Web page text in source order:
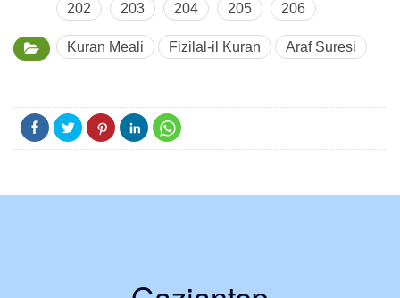
202
203 204 205 206
Kuran Meali Fizilal-il Kuran Araf Suresi